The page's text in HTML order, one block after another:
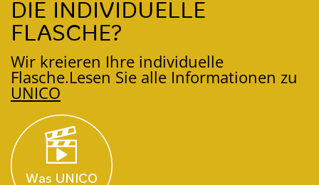
DIE INDIVIDUELLE
FLASCHE?
Wir kreieren Ihre individuelle
Flasche.Lesen Sie alle Informationen zu
UNICO